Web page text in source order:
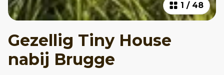
1 / 48
Gezellig Tiny House
nabij Brugge